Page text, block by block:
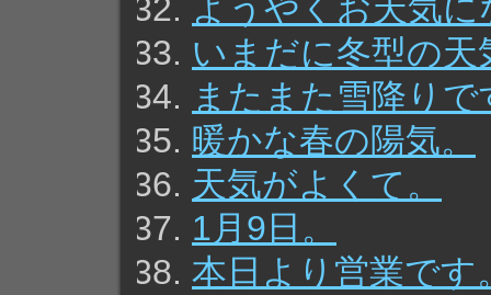
ようやくお天気
いまだに冬型の天
またまた雪降りで
暖かな春の陽気。
天気がよくて。
1月9日。
本日より営業です